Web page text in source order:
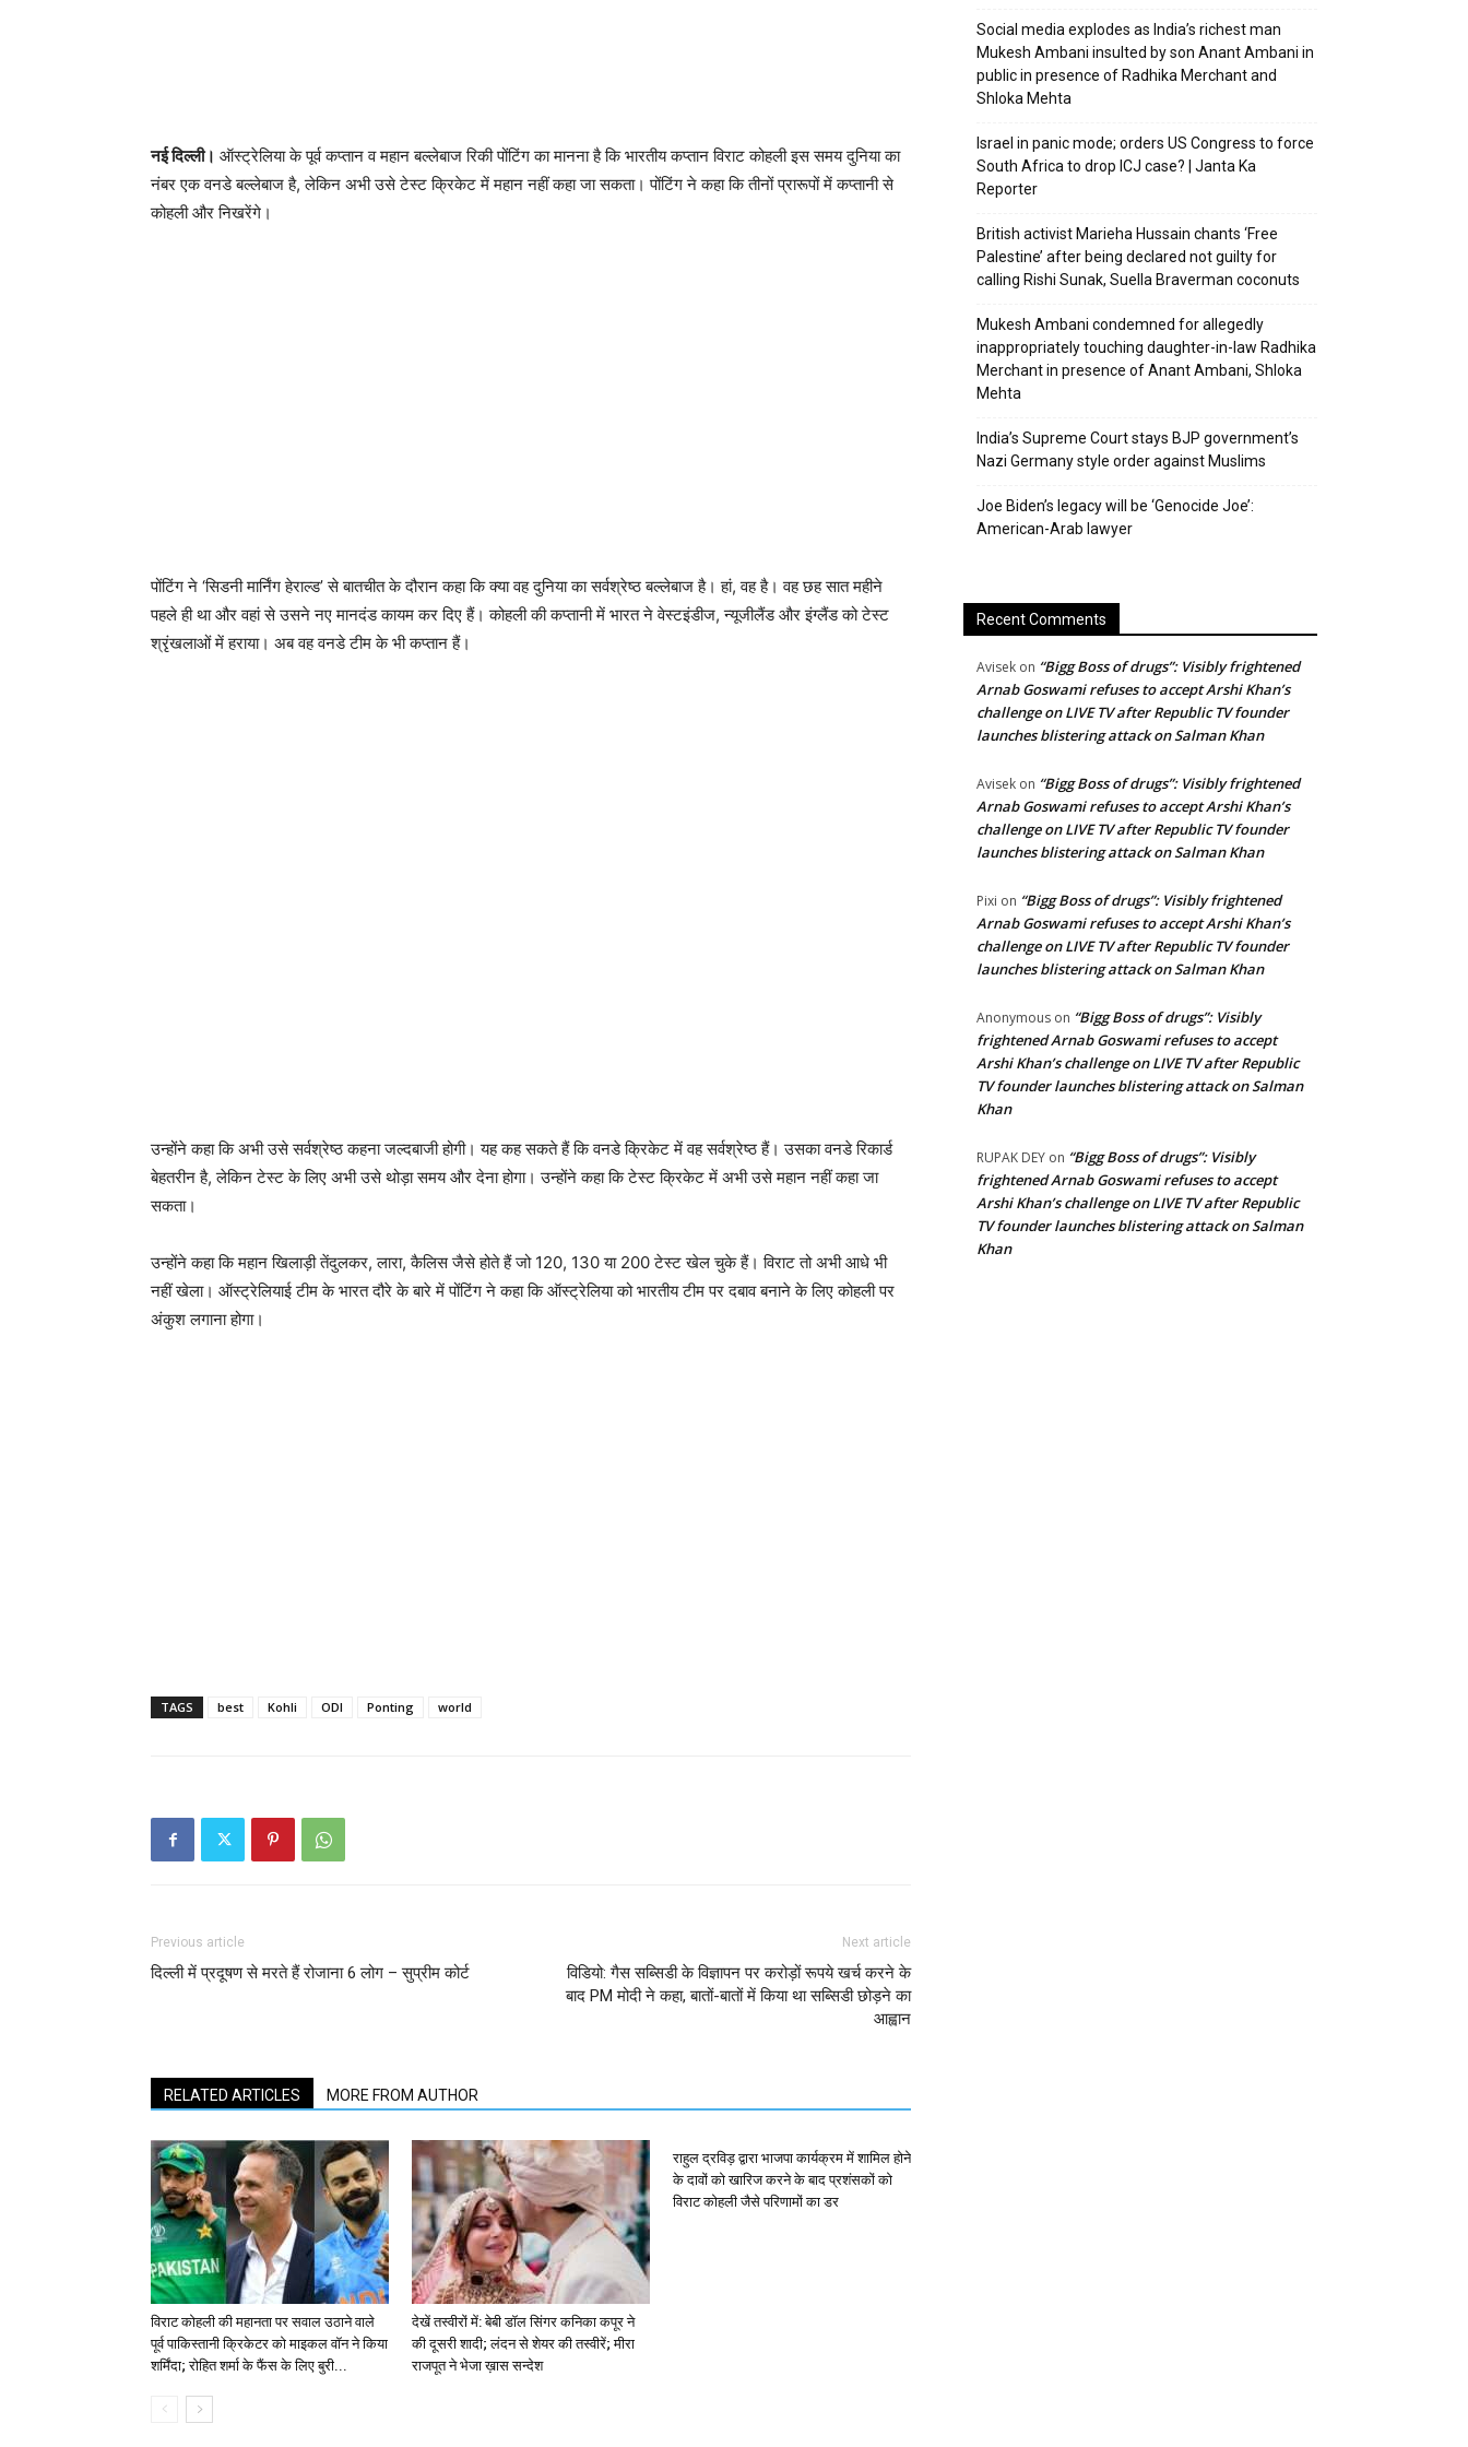
नई दिल्ली। ऑस्ट्रेलिया के पूर्व कप्तान व महान बल्लेबाज रिकी पोंटिंग का मानना है कि भारतीय कप्तान विराट कोहली इस समय दुनिया का
नंबर एक वनडे बल्लेबाज है, लेकिन अभी उसे टेस्ट क्रिकेट में महान नहीं कहा जा सकता। पोंटिंग ने कहा कि तीनों प्रारूपों में कप्तानी से
कोहली और निखरेंगे।
पोंटिंग ने ‘सिडनी मार्निंग हेराल्ड’ से बातचीत के दौरान कहा कि क्या वह दुनिया का सर्वश्रेष्ठ बल्लेबाज है। हां, वह है। वह छह सात महीने
पहले ही था और वहां से उसने नए मानदंड कायम कर दिए हैं। कोहली की कप्तानी में भारत ने वेस्टइंडीज, न्यूजीलैंड और इंग्लैंड को टेस्ट
श्रृंखलाओं में हराया। अब वह वनडे टीम के भी कप्तान हैं।
उन्होंने कहा कि अभी उसे सर्वश्रेष्ठ कहना जल्दबाजी होगी। यह कह सकते हैं कि वनडे क्रिकेट में वह सर्वश्रेष्ठ हैं। उसका वनडे रिकार्ड
बेहतरीन है, लेकिन टेस्ट के लिए अभी उसे थोड़ा समय और देना होगा। उन्होंने कहा कि टेस्ट क्रिकेट में अभी उसे महान नहीं कहा जा
सकता।
उन्होंने कहा कि महान खिलाड़ी तेंदुलकर, लारा, कैलिस जैसे होते हैं जो 120, 130 या 200 टेस्ट खेल चुके हैं। विराट तो अभी आधे भी
नहीं खेला। ऑस्ट्रेलियाई टीम के भारत दौरे के बारे में पोंटिंग ने कहा कि ऑस्ट्रेलिया को भारतीय टीम पर दबाव बनाने के लिए कोहली पर
अंकुश लगाना होगा।
TAGS best Kohli ODI Ponting world
Previous article
दिल्ली में प्रदूषण से मरते हैं रोजाना 6 लोग – सुप्रीम कोर्ट
Next article
विडियो: गैस सब्सिडी के विज्ञापन पर करोड़ों रूपये खर्च करने के
बाद PM मोदी ने कहा, बातों-बातों में किया था सब्सिडी छोड़ने का
आह्वान
RELATED ARTICLES MORE FROM AUTHOR
विराट कोहली की महानता पर सवाल उठाने वाले
पूर्व पाकिस्तानी क्रिकेटर को माइकल वॉन ने किया
शर्मिंदा; रोहित शर्मा के फैंस के लिए बुरी...
देखें तस्वीरों में: बेबी डॉल सिंगर कनिका कपूर ने
की दूसरी शादी; लंदन से शेयर की तस्वीरें; मीरा
राजपूत ने भेजा ख़ास सन्देश
राहुल द्रविड़ द्वारा भाजपा कार्यक्रम में शामिल होने
के दावों को खारिज करने के बाद प्रशंसकों को
विराट कोहली जैसे परिणामों का डर
Social media explodes as India’s richest man
Mukesh Ambani insulted by son Anant Ambani in
public in presence of Radhika Merchant and
Shloka Mehta
Israel in panic mode; orders US Congress to force
South Africa to drop ICJ case? | Janta Ka
Reporter
British activist Marieha Hussain chants ‘Free
Palestine’ after being declared not guilty for
calling Rishi Sunak, Suella Braverman coconuts
Mukesh Ambani condemned for allegedly
inappropriately touching daughter-in-law Radhika
Merchant in presence of Anant Ambani, Shloka
Mehta
India’s Supreme Court stays BJP government’s
Nazi Germany style order against Muslims
Joe Biden’s legacy will be ‘Genocide Joe’:
American-Arab lawyer
Recent Comments
Avisek on “Bigg Boss of drugs”: Visibly frightened
Arnab Goswami refuses to accept Arshi Khan’s
challenge on LIVE TV after Republic TV founder
launches blistering attack on Salman Khan
Avisek on “Bigg Boss of drugs”: Visibly frightened
Arnab Goswami refuses to accept Arshi Khan’s
challenge on LIVE TV after Republic TV founder
launches blistering attack on Salman Khan
Pixi on “Bigg Boss of drugs”: Visibly frightened
Arnab Goswami refuses to accept Arshi Khan’s
challenge on LIVE TV after Republic TV founder
launches blistering attack on Salman Khan
Anonymous on “Bigg Boss of drugs”: Visibly
frightened Arnab Goswami refuses to accept
Arshi Khan’s challenge on LIVE TV after Republic
TV founder launches blistering attack on Salman
Khan
RUPAK DEY on “Bigg Boss of drugs”: Visibly
frightened Arnab Goswami refuses to accept
Arshi Khan’s challenge on LIVE TV after Republic
TV founder launches blistering attack on Salman
Khan